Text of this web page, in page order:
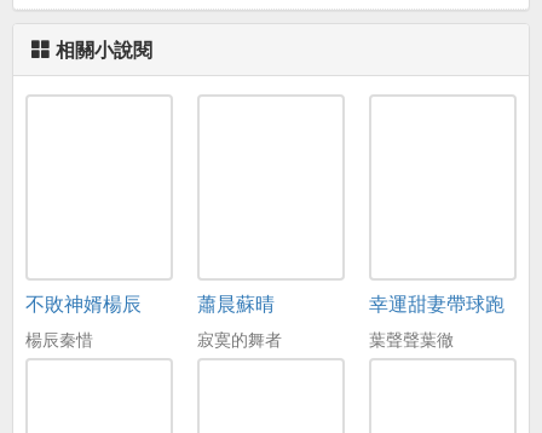
相關小說閱
不敗神婿楊辰
楊辰秦惜
蕭晨蘇晴
寂寞的舞者
幸運甜妻帶球跑
葉聲聲葉徹